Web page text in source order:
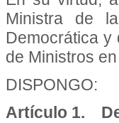
Ministra de
Democrática y
de Ministros
DISPONGO:
Artículo 1.